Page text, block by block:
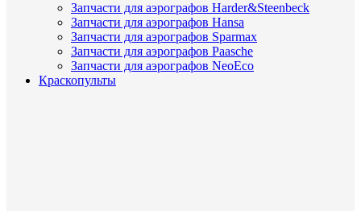
Запчасти для аэрографов Harder&Steenbeck
Запчасти для аэрографов Hansa
Запчасти для аэрографов Sparmax
Запчасти для аэрографов Paasche
Запчасти для аэрографов NeoEco
Краскопульты